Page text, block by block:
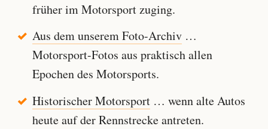
früher im Motorsport zuging.
Aus dem unserem Foto-Archiv…
Motorsport-Fotos aus praktisch allen
Epochen des Motorsports.
Historischer Motorsport… wenn alte Autos
heute auf der Rennstrecke antreten.